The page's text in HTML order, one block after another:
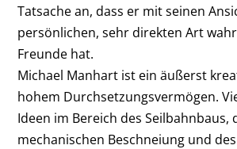
Tatsache an, dass er mit seinen
persönlichen, sehr direkten Art
Freunde hat.
Michael Manhart ist ein äußerst
hohem Durchsetzungsvermögen.
Ideen im Bereich des Seilbahnbaus,
mechanischen Beschneiung und des